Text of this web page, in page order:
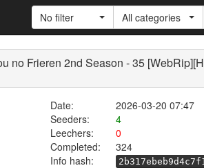
No filter All categories
Frieren 2nd Season - 35
Date:
2026-03-20 07:47
Seeders:
4
Leechers:
0
Completed:
324
Info hash: